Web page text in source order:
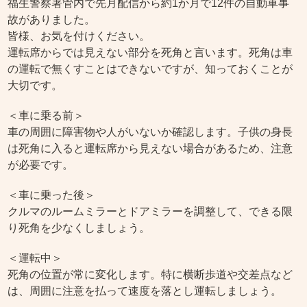
福生警察署管内で先月配信から約1か月で12件の自動車事
故がありました。
皆様、お気を付けください。
運転席からでは見えない部分を死角と言います。死角は車
の運転で無くすことはできないですが、知っておくことが
大切です。
＜車に乗る前＞
車の周囲に障害物や人がいないか確認します。子供の身長
は死角に入ると運転席から見えない場合があるため、注意
が必要です。
＜車に乗った後＞
クルマのルームミラーとドアミラーを調整して、できる限
り死角を少なくしましょう。
＜運転中＞
死角の位置が常に変化します。特に横断歩道や交差点など
は、周囲に注意を払って速度を落とし運転しましょう。